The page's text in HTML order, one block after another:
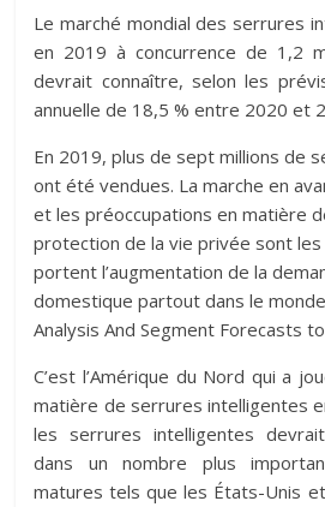
Le marché mondial des serrures
en 2019 à concurrence de 1,2
devrait connaître, selon les
annuelle de 18,5 % entre 2020 et
En 2019, plus de sept millions de
ont été vendues. La marche en
et les préoccupations en matière
protection de la vie privée sont
portent l’augmentation de la
domestique partout dans le
Analysis And Segment Forecasts
C’est l’Amérique du Nord qui a
matière de serrures intelligentes
les serrures intelligentes
dans un nombre plus
matures tels que les États-Unis et